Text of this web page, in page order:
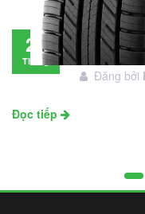
28
Tháng
Đánh giá
đầu tư
Đăng bởi
Đọc tiếp